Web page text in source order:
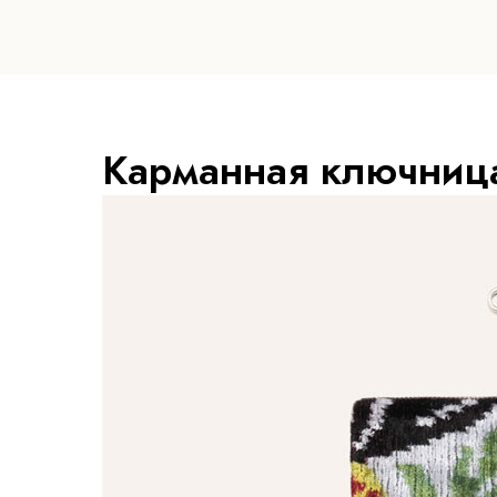
Карманная